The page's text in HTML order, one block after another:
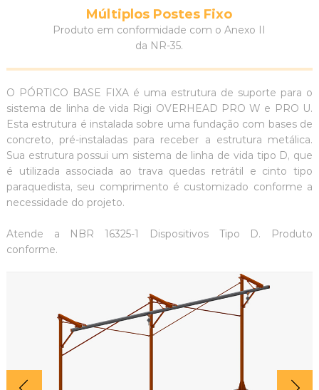
Múltiplos Postes Fixo
Produto em conformidade com o Anexo II
da NR-35.
O PÓRTICO BASE FIXA é uma estrutura de suporte para o
sistema de linha de vida Rigi OVERHEAD PRO W e PRO U.
Esta estrutura é instalada sobre uma fundação com bases de
concreto, pré-instaladas para receber a estrutura metálica.
Sua estrutura possui um sistema de linha de vida tipo D, que
é utilizada associada ao trava quedas retrátil e cinto tipo
paraquedista, seu comprimento é customizado conforme a
necessidade do projeto.
Atende a NBR 16325-1 Dispositivos Tipo D. Produto
conforme.